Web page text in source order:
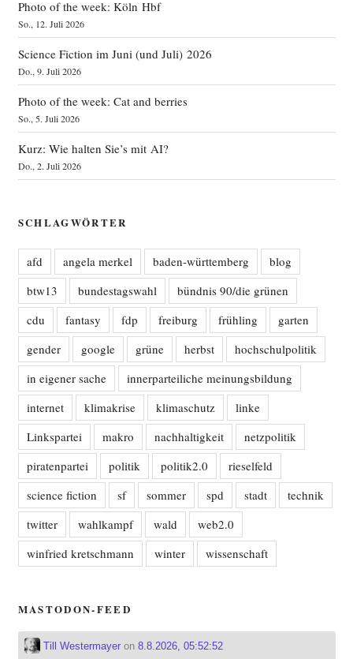
Photo of the week: Köln Hbf
So., 12. Juli 2026
Science Fiction im Juni (und Juli) 2026
Do., 9. Juli 2026
Photo of the week: Cat and berries
So., 5. Juli 2026
Kurz: Wie halten Sie’s mit AI?
Do., 2. Juli 2026
SCHLAGWÖRTER
afd angela merkel baden-württemberg
blog
btw13
bundestagswahl
bündnis 90/die grünen
cdu
fantasy fdp freiburg frühling
garten
gender
google grüne herbst
hochschulpolitik
in eigener sache
innerparteiliche meinungsbildung
internet
klimakrise klimaschutz
linke
Linkspartei
makro nachhaltigkeit
netzpolitik
piratenpartei
politik politik2.0
rieselfeld
science fiction
sf sommer spd stadt
technik
twitter
wahlkampf wald
web2.0
winfried kretschmann
winter wissenschaft
MASTODON-FEED
Till Westermayeron 8.8.2026, 05:52:52